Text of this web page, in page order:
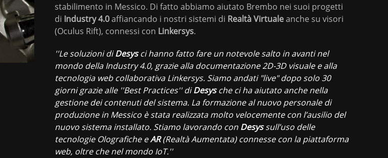
stabilimento in Messico. Di fatto abbiamo aiutato Brembo nei suoi progetti
di Industry4.0affiancando i nostri sistemi di RealtàVirtualeanche su visori
(Oculus Rift), connessi con Linkersys.
''Le soluzioni diDesysci hanno fatto fare un notevole salto in avanti nel
mondo della Industry 4.0, grazie alla documentazione 2D-3D visuale e alla
tecnologia web collaborativa Linkersys. Siamo andati "live" dopo solo 30
giorni grazie alle ''Best Practices'' diDesysche ci ha aiutato anche nella
gestione dei contenuti del sistema. La formazione al nuovo personale di
produzione in Messico è stata realizzata molto velocemente con l’ausilio del
nuovo sistema installato. Stiamo lavorando con Desyssull’uso delle
tecnologie Olografiche eAR(Realtà Aumentata) connesse con la piattaforma
web, oltre che nel mondo IoT.''